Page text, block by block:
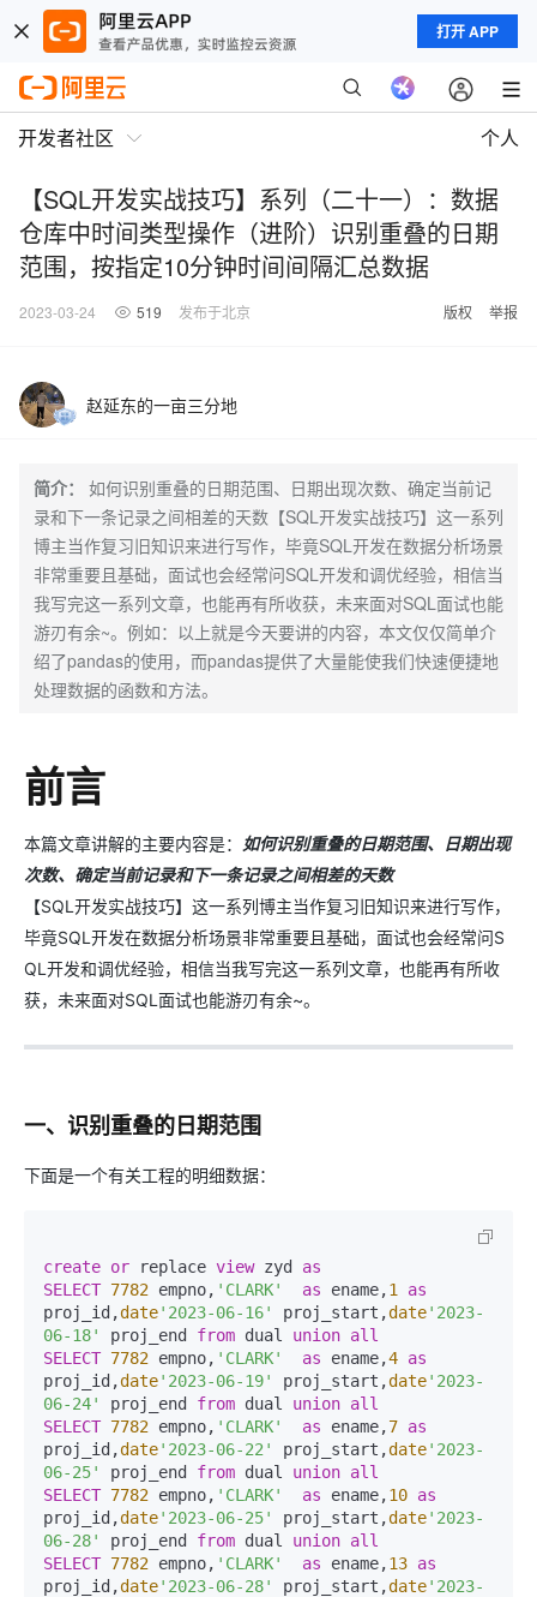
打开 APP
开发者社区 个人
【SQL开发实战技巧】系列（二十一）：数据
仓库中时间类型操作（进阶）识别重叠的日期
范围，按指定10分钟时间间隔汇总数据
2023-03-24 519 发布于北京 版权 举报
赵延东的一亩三分地
简介：
如何识别重叠的日期范围、日期出现次数、确定当前记
录和下一条记录之间相差的天数【SQL开发实战技巧】这一系列
博主当作复习旧知识来进行写作，毕竟SQL开发在数据分析场景
非常重要且基础，面试也会经常问SQL开发和调优经验，相信当
我写完这一系列文章，也能再有所收获，未来面对SQL面试也能
游刃有余~。例如：以上就是今天要讲的内容，本文仅仅简单介
绍了pandas的使用，而pandas提供了大量能使我们快速便捷地
处理数据的函数和方法。
前言
本篇文章讲解的主要内容是：
如何识别重叠的日期范围、日期出现
次数、确定当前记录和下一条记录之间相差的天数
【SQL开发实战技巧】这一系列博主当作复习旧知识来进行写作，
毕竟SQL开发在数据分析场景非常重要且基础，面试也会经常问S
QL开发和调优经验，相信当我写完这一系列文章，也能再有所收
获，未来面对SQL面试也能游刃有余~。
一、识别重叠的日期范围
下面是一个有关工程的明细数据：
create or replace view zyd as
SELECT 7782 empno, 'CLARK' as ename,1
as
proj_id,date'2023-06-16' proj_start,date'2023-
06-18'
proj_end from dual union all
SELECT 7782 empno, 'CLARK' as ename,4 as
proj_id,date'2023-06-19' proj_start,date'2023-
06-24'
proj_end from dual union all
SELECT 7782 empno, 'CLARK' as ename,7 as
proj_id,date'2023-06-22' proj_start,date'2023-
06-25'
proj_end from dual union all
SELECT 7782 empno, 'CLARK' as ename,10 as
proj_id,date'2023-06-25' proj_start,date'2023-
06-28'
proj_end from dual union all
SELECT 7782 empno, 'CLARK' as ename,13 as
proj_id,date'2023-06-28' proj_start,date'2023-